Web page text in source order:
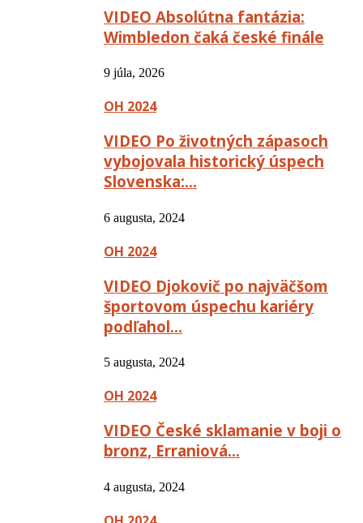
VIDEO Absolútna fantázia:
Wimbledon čaká české finále
9 júla, 2026
OH 2024
VIDEO Po životných zápasoch
vybojovala historický úspech
Slovenska:…
6 augusta, 2024
OH 2024
VIDEO Djokovič po najväčšom
športovom úspechu kariéry
podľahol…
5 augusta, 2024
OH 2024
VIDEO České sklamanie v boji o
bronz, Erraniová…
4 augusta, 2024